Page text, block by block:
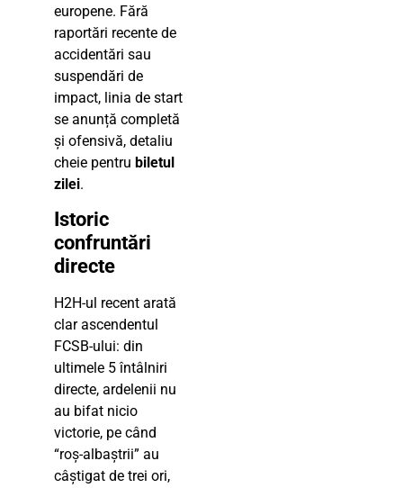
europene. Fără
raportări recente de
accidentări sau
suspendări de
impact, linia de start
se anunță completă
și ofensivă, detaliu
cheie pentru biletul
zilei.
Istoric
confruntări
directe
H2H-ul recent arată
clar ascendentul
FCSB-ului: din
ultimele 5 întâlniri
directe, ardelenii nu
au bifat nicio
victorie, pe când
“roș-albaștrii” au
câștigat de trei ori,